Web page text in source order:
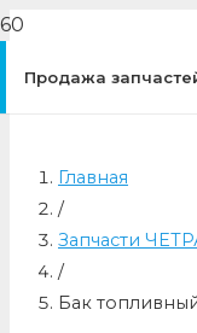
Продажа
Главная
/
Запчасти
/
Бак